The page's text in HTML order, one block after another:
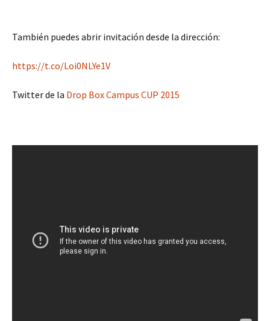
También puedes abrir invitación desde la dirección:
https://t.co/Loi0NLYe1V
Twitter de la Drop Box Campus CUP 2015